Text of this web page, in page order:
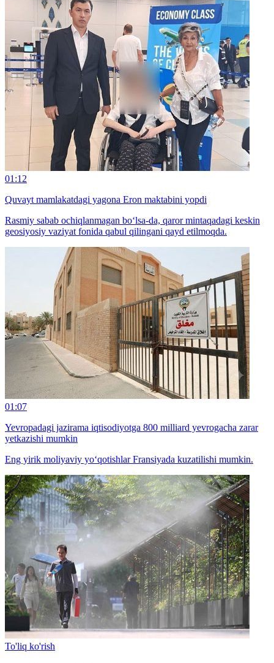
01:12
Quvayt mamlakatdagi yagona Eron maktabini yopdi
Rasmiy sabab ochiqlanmagan bo‘lsa-da, qaror mintaqadagi keskin
geosiyosiy vaziyat fonida qabul qilingani qayd etilmoqda.
01:07
Yevropadagi jazirama iqtisodiyotga 800 milliard yevrogacha zarar
yetkazishi mumkin
Eng yirik moliyaviy yo‘qotishlar Fransiyada kuzatilishi mumkin.
To'liq ko'rish